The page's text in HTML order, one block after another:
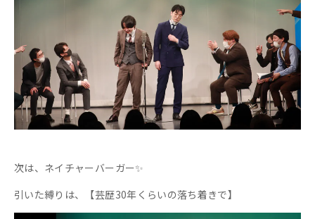
次は、ネイチャーバーガー✨
引いた縛りは、【芸歴30年くらいの落ち着きで】